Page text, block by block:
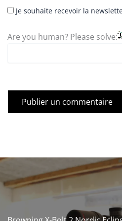
Je souhaite recevoir la
Are you human? Please solve: